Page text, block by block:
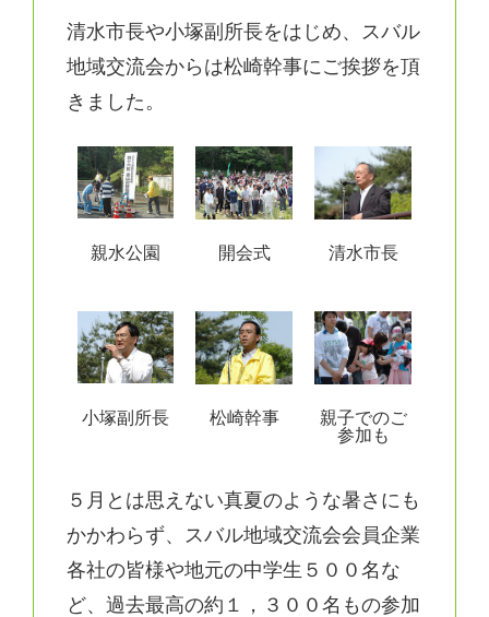
清水市長や小塚副所長をはじめ、スバル
地域交流会からは松崎幹事にご挨拶を頂
きました。
親水公園 開会式 清水市長
小塚副所長 松崎幹事
親子でのご
参加も
５月とは思えない真夏のような暑さにも
かかわらず、スバル地域交流会会員企業
各社の皆様や地元の中学生５００名な
ど、過去最高の約１，３００名もの参加